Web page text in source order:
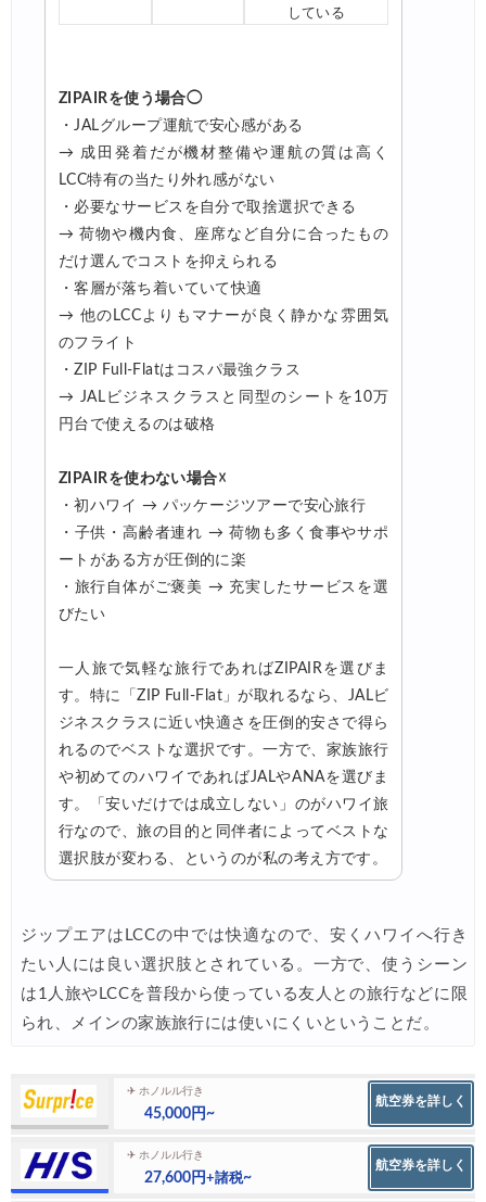
している
ZIPAIRを使う場合◯
・JALグループ運航で安心感がある
→ 成田発着だが機材整備や運航の質は高く
LCC特有の当たり外れ感がない
・必要なサービスを自分で取捨選択できる
→ 荷物や機内食、座席など自分に合ったもの
だけ選んでコストを抑えられる
・客層が落ち着いていて快適
→ 他のLCCよりもマナーが良く静かな雰囲気
のフライト
・ZIP Full-Flatはコスパ最強クラス
→ JALビジネスクラスと同型のシートを10万
円台で使えるのは破格
ZIPAIRを使わない場合☓
・初ハワイ → パッケージツアーで安心旅行
・子供・高齢者連れ → 荷物も多く食事やサポ
ートがある方が圧倒的に楽
・旅行自体がご褒美 → 充実したサービスを選
びたい
一人旅で気軽な旅行であればZIPAIRを選びま
す。特に「ZIP Full-Flat」が取れるなら、JALビ
ジネスクラスに近い快適さを圧倒的安さで得ら
れるのでベストな選択です。一方で、家族旅行
や初めてのハワイであればJALやANAを選びま
す。「安いだけでは成立しない」のがハワイ旅
行なので、旅の目的と同伴者によってベストな
選択肢が変わる、というのが私の考え方です。
ジップエアはLCCの中では快適なので、安くハワイへ行き
たい人には良い選択肢とされている。一方で、使うシーン
は1人旅やLCCを普段から使っている友人との旅行などに限
られ、メインの家族旅行には使いにくいということだ。
✈ ホノルル行き
45,000円~
航空券を詳しく
✈ ホノルル行き
27,600円+諸税~
航空券を詳しく